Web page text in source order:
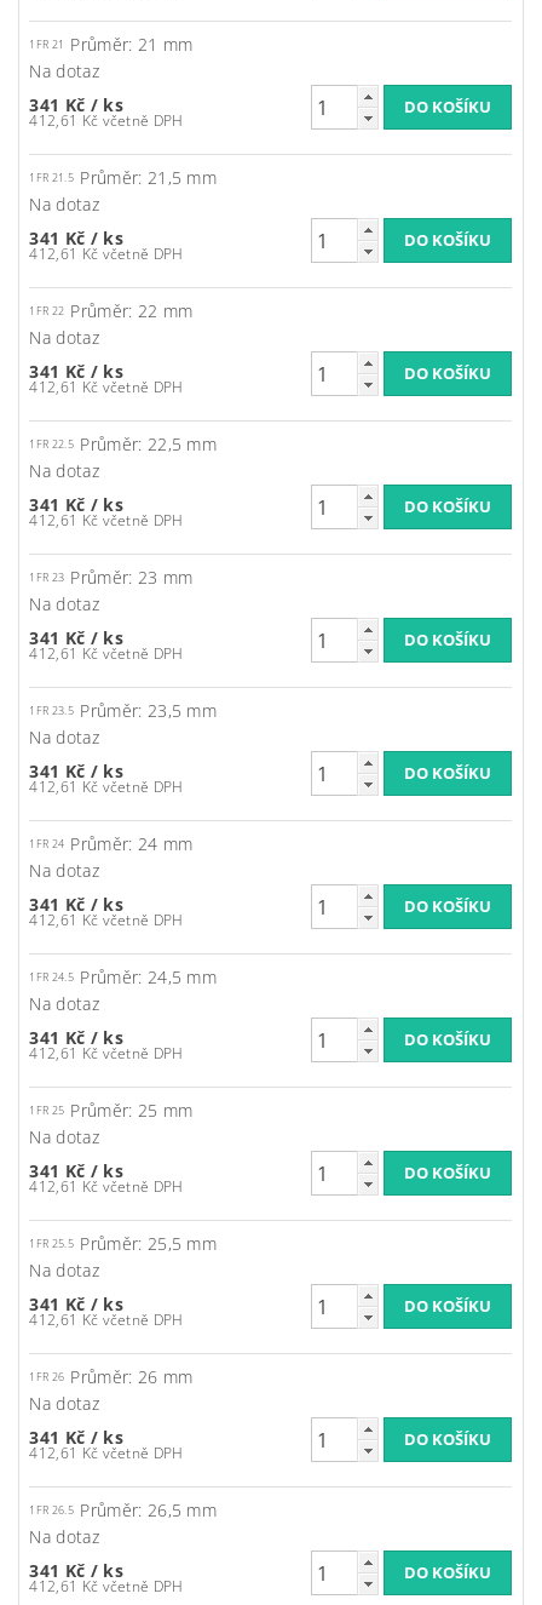
1FR 21
Průměr: 21 mm
Na dotaz
341 Kč / ks
412,61 Kč včetně DPH
1FR 21.5 Průměr: 21,5 mm
Na dotaz
341 Kč / ks
412,61 Kč včetně DPH
1FR 22 Průměr: 22 mm
Na dotaz
341 Kč / ks
412,61 Kč včetně DPH
1FR 22.5 Průměr: 22,5 mm
Na dotaz
341 Kč / ks
412,61 Kč včetně DPH
1FR 23 Průměr: 23 mm
Na dotaz
341 Kč / ks
412,61 Kč včetně DPH
1FR 23.5 Průměr: 23,5 mm
Na dotaz
341 Kč / ks
412,61 Kč včetně DPH
1FR 24 Průměr: 24 mm
Na dotaz
341 Kč / ks
412,61 Kč včetně DPH
1FR 24.5 Průměr: 24,5 mm
Na dotaz
341 Kč / ks
412,61 Kč včetně DPH
1FR 25 Průměr: 25 mm
Na dotaz
341 Kč / ks
412,61 Kč včetně DPH
1FR 25.5 Průměr: 25,5 mm
Na dotaz
341 Kč / ks
412,61 Kč včetně DPH
1FR 26 Průměr: 26 mm
Na dotaz
341 Kč / ks
412,61 Kč včetně DPH
1FR 26.5 Průměr: 26,5 mm
Na dotaz
341 Kč / ks
412,61 Kč včetně DPH